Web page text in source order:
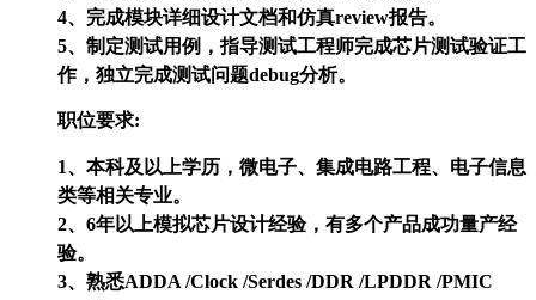
4、完成模块详细设计文档和仿真review报告。
5、制定测试用例，指导测试工程师完成芯片测试验证工
作，独立完成测试问题debug分析。
职位要求:
1、本科及以上学历，微电子、集成电路工程、电子信息
类等相关专业。
2、6年以上模拟芯片设计经验，有多个产品成功量产经
验。
3、熟悉ADDA /Clock /Serdes /DDR /LPDDR /PMIC